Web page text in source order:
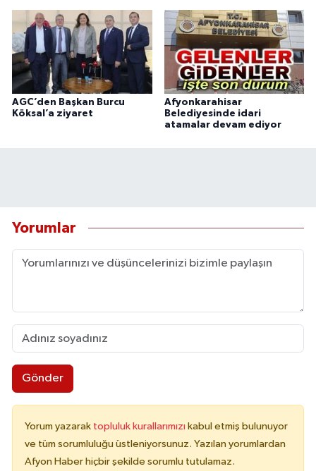
AGC’den Başkan Burcu
Köksal’a ziyaret
Afyonkarahisar
Belediyesinde idari
atamalar devam ediyor
Yorumlar
Gönder
Yorum yazarak topluluk kurallarımızı kabul etmiş bulunuyor
ve tüm sorumluluğu üstleniyorsunuz. Yazılan yorumlardan
Afyon Haber hiçbir şekilde sorumlu tutulamaz.